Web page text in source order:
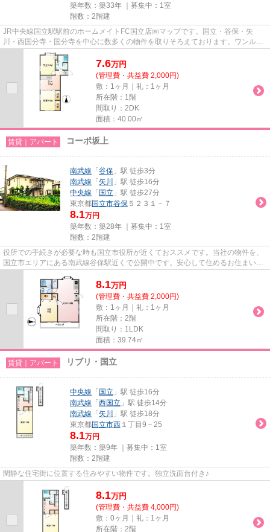
築年数：築33年 ｜募集中： 1室
階数：2階建
JR中央線国立駅駅前のホームメイトFC国立店㈱マップです。国立・谷保・矢
川・西国分寺・国分寺を中心に数多くの物件を取りそろえております。ワンルー
ムからファミリータイプまでお客...
7.6万円
(管理費・共益費 2,000円)
敷：1ヶ月｜礼：1ヶ月
所在階：1階
間取り：2DK
面積：40.00㎡
賃貸｜アパート コーポ坂上
南武線 「 谷保 」駅 徒歩3分
南武線 「 矢川
」駅 徒歩16分
中央線 「 国立 」駅 徒歩27分
東京都国立市谷保 ５２３１－７
8.1万円
築年数：築28年 ｜募集中： 1室
階数：2階建
役所での手続きが必要な時も国立市役所が近くておススメです。当社の物件を、
国立市エリアにある南武線谷保駅近くで公開中です。安心して住めるお住まいの
8.1万円
(管理費・共益費 2,000円)
敷：1ヶ月｜礼：1ヶ月
所在階：2階
間取り：1LDK
面積：39.74㎡
賃貸｜アパート リブリ・国立
中央線 「 国立 」駅 徒歩16分
南武線 「 西国立 」駅 徒歩14分
南武線 「 矢川
」駅 徒歩18分
東京都国立市西 １丁目9－25
8.1万円
築年数：築9年 ｜募集中： 1室
階数：2階建
閑静な住宅街に位置する住みやすい物件です。独立洗面台付き♪
8.1万円
(管理費・共益費 4,000円)
敷：0ヶ月｜礼：1ヶ月
所在階：2階